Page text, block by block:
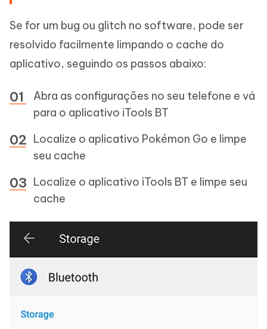
Se for um bug ou glitch no software, pode ser
resolvido facilmente limpando o cache do
aplicativo, seguindo os passos abaixo:
Abra as configurações no seu telefone e vá
para o aplicativo iTools BT
Localize o aplicativo Pokémon Go e limpe
seu cache
Localize o aplicativo iTools BT e limpe seu
cache